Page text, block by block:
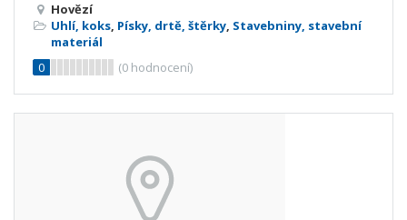
Hovězí
Uhlí, koks, Písky, drtě, štěrky, Stavebniny, stavební
materiál
0
(0 hodnocení)